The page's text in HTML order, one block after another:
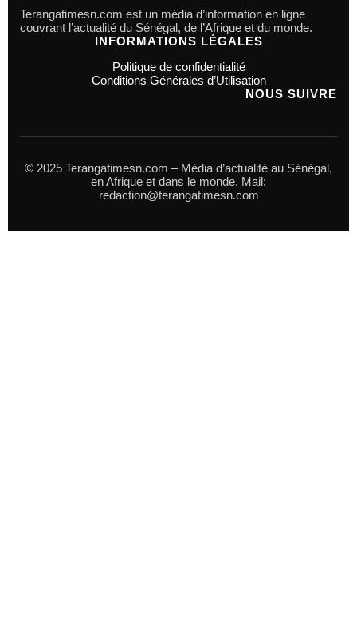
Terangatimesn.com est un média d’information en ligne
couvrant l’actualité du Sénégal, de l’Afrique et du monde.
INFORMATIONS LÉGALES
Politique de confidentialité
Conditions Générales d’Utilisation
NOUS SUIVRE
© 2025 Terangatimesn.com – Média d’actualité au Sénégal,
en Afrique et dans le monde. Mail:
redaction@terangatimesn.com